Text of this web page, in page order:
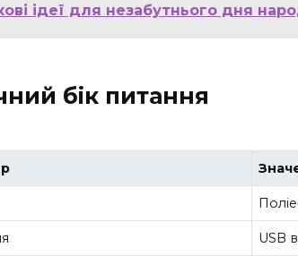
ідеї для незабутнього дня
бік питання
USB